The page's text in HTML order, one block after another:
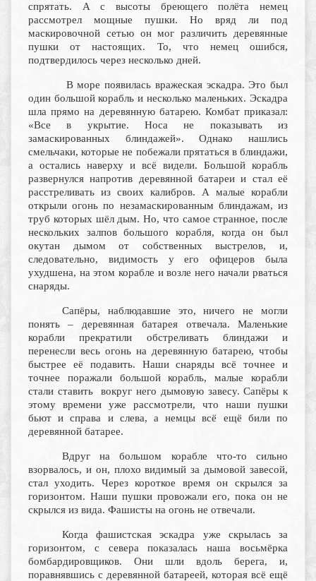
спрятать. А с высоты бреющего полёта немец
рассмотрел мощные пушки. Но вряд ли под
маскировочной сетью он мог различить деревянные
пушки от настоящих. То, что немец ошибся,
подтвердилось через несколько дней.
В море появилась вражеская эскадра. Это был
один большой корабль и несколько маленьких. Эскадра
шла прямо на деревянную батарею. Комбат приказал:
«Все в укрытие. Носа не показывать из
замаскированных блиндажей». Однако нашлись
смельчаки, которые не побежали прятаться в блиндажи,
а остались наверху и всё видели. Большой корабль
развернулся напротив деревянной батареи и стал её
расстреливать из своих калибров. А малые корабли
открыли огонь по незамаскированным блиндажам, из
труб которых шёл дым. Но, что самое странное, после
нескольких залпов большого корабля, когда он был
окутан дымом от собственных выстрелов, и,
следовательно, видимость у его офицеров была
ухудшена, на этом корабле и возле него начали рваться
снаряды.
Сапёры, наблюдавшие это, ничего не могли
понять – деревянная батарея отвечала. Маленькие
корабли прекратили обстреливать блиндажи и
перенесли весь огонь на деревянную батарею, чтобы
быстрее её подавить. Наши снаряды всё точнее и
точнее поражали большой корабль, малые корабли
стали ставить вокруг него дымовую завесу. Сапёры к
этому времени уже рассмотрели, что наши пушки
бьют и справа и слева, а немцы всё ещё били по
деревянной батарее.
Вдруг на большом корабле что-то сильно
взорвалось, и он, плохо видимый за дымовой завесой,
стал уходить. Через короткое время он скрылся за
горизонтом. Наши пушки провожали его, пока он не
скрылся из вида. Фашисты на огонь не отвечали.
Когда фашистская эскадра уже скрылась за
горизонтом, с севера показалась наша восьмёрка
бомбардировщиков. Они шли вдоль берега, и,
поравнявшись с деревянной батареей, которая всё ещё